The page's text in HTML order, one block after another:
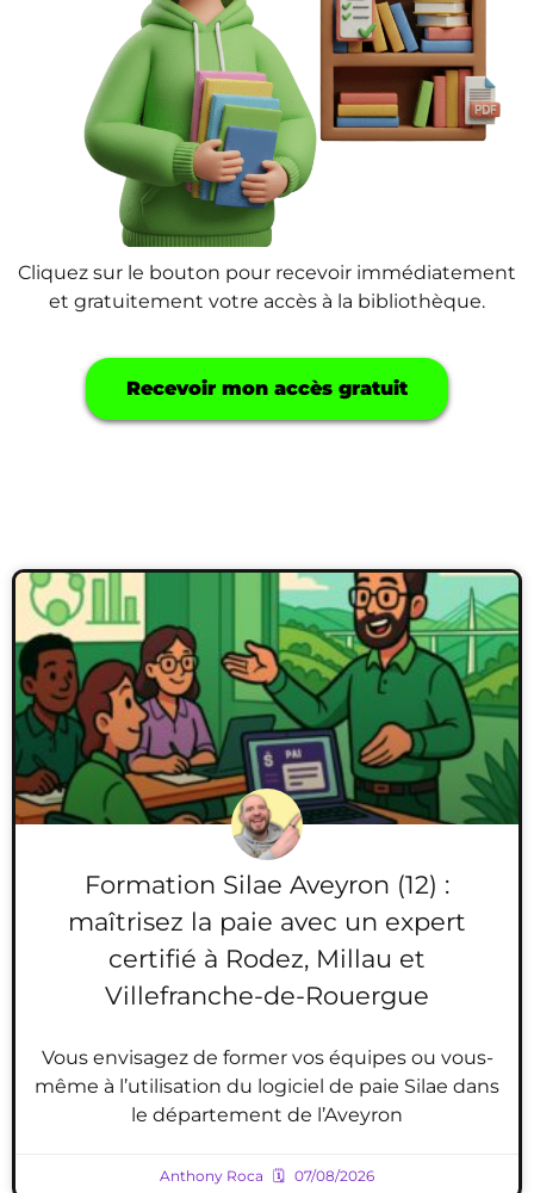
Cliquez sur le bouton pour recevoir immédiatement
et gratuitement votre accès à la bibliothèque.
Recevoir mon accès gratuit
Formation Silae Aveyron (12) :
maîtrisez la paie avec un expert
certifié à Rodez, Millau et
Villefranche-de-Rouergue
Vous envisagez de former vos équipes ou vous-
même à l’utilisation du logiciel de paie Silae dans
le département de l’Aveyron
Anthony Roca 07/08/2026